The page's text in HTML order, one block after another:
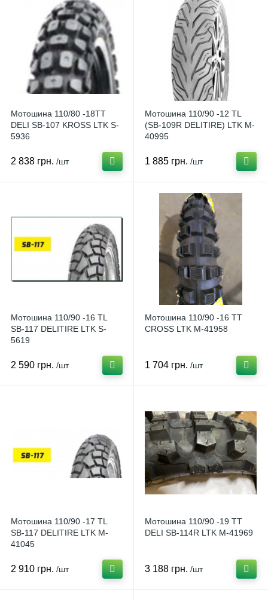
Мотошина 110/80 -18TT
DELI SB-107 KROSS LTK S-
5936
2 838 грн. /шт
Мотошина 110/90 -12 TL
(SB-109R DELITIRE) LTK M-
40995
1 885 грн. /шт
Мотошина 110/90 -16 TL
SB-117 DELITIRE LTK S-
5619
2 590 грн. /шт
Мотошина 110/90 -16 TT
CROSS LTK M-41958
1 704 грн. /шт
Мотошина 110/90 -17 TL
SB-117 DELITIRE LTK M-
41045
2 910 грн. /шт
Мотошина 110/90 -19 TT
DELI SB-114R LTK M-41969
3 188 грн. /шт